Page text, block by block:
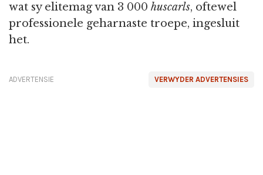
wat sy elitemag van 3 000 huscarls, oftewel
professionele geharnaste troepe, ingesluit
het.
VERWYDER ADVERTENSIES
ADVERTENSIE